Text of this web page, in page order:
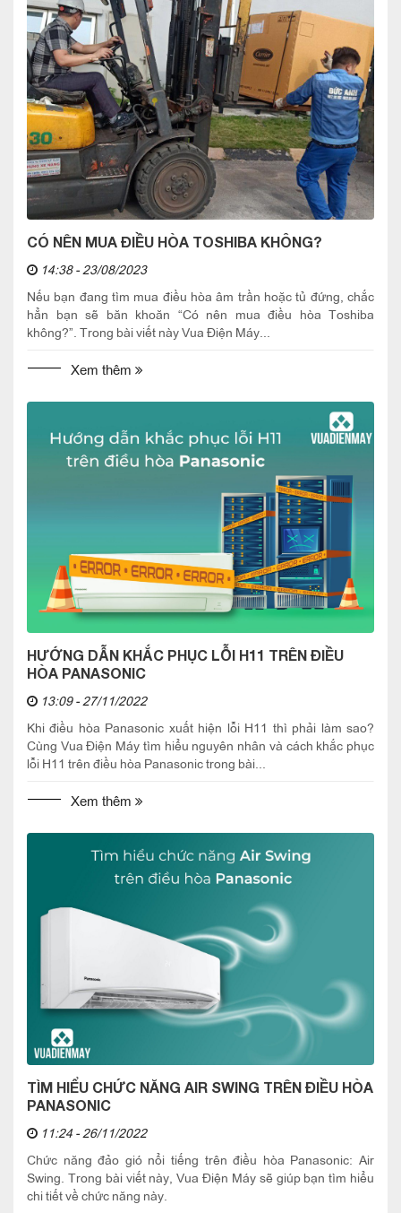
CÓ NÊN MUA ĐIỀU HÒA TOSHIBA KHÔNG?
14:38 - 23/08/2023
Nếu bạn đang tìm mua điều hòa âm trần hoặc tủ đứng, chắc
hẳn bạn sẽ băn khoăn “Có nên mua điều hòa Toshiba
không?”. Trong bài viết này Vua Điện Máy...
Xem thêm
HƯỚNG DẪN KHẮC PHỤC LỖI H11 TRÊN ĐIỀU
HÒA PANASONIC
13:09 - 27/11/2022
Khi điều hòa Panasonic xuất hiện lỗi H11 thì phải làm sao?
Cùng Vua Điện Máy tìm hiểu nguyên nhân và cách khắc phục
lỗi H11 trên điều hòa Panasonic trong bài...
Xem thêm
TÌM HIỂU CHỨC NĂNG AIR SWING TRÊN ĐIỀU HÒA
PANASONIC
11:24 - 26/11/2022
Chức năng đảo gió nổi tiếng trên điều hòa Panasonic: Air
Swing. Trong bài viết này, Vua Điện Máy sẽ giúp bạn tìm hiểu
chi tiết về chức năng này.